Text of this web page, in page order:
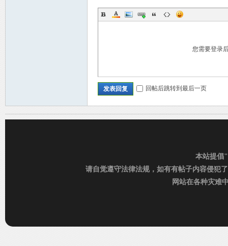
您需要登录
发表回复 回帖后跳转到最后一页
本站提倡
请自觉遵守法律法规，如有有帖子内容侵犯
网站在各种灾难